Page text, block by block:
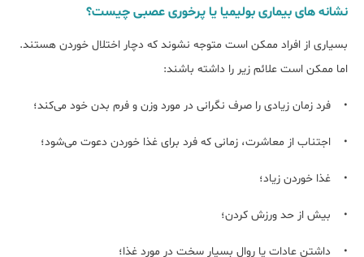
نشانه های بیماری بولیمیا یا پرخوری عصبی چیست؟
بسیاری از افراد ممکن است متوجه نشوند که دچار اختلال خوردن هستند.
اما ممکن است علائم زیر را داشته باشند:
• فرد زمان زیادی را صرف نگرانی در مورد وزن و فرم بدن خود می‌کند؛
• اجتناب از معاشرت، زمانی که فرد برای غذا خوردن دعوت می‌شود؛
• غذا خوردن زیاد؛
• بیش از حد ورزش کردن؛
• داشتن عادات یا روال بسیار سخت در مورد غذا؛